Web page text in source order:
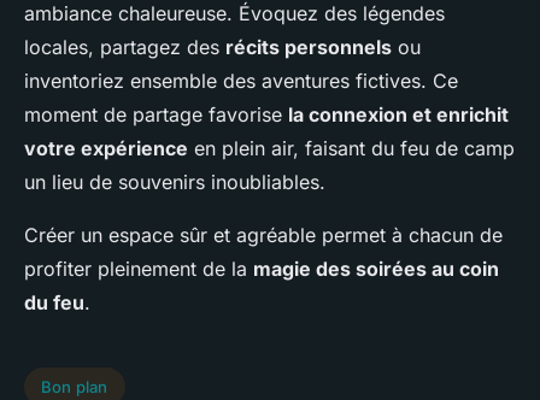
ambiance chaleureuse. Évoquez des légendes
locales, partagez des récits personnels ou
inventoriez ensemble des aventures fictives. Ce
moment de partage favorise la connexion et enrichit
votre expérience en plein air, faisant du feu de camp
un lieu de souvenirs inoubliables.
Créer un espace sûr et agréable permet à chacun de
profiter pleinement de la magie des soirées au coin
du feu.
Bon plan